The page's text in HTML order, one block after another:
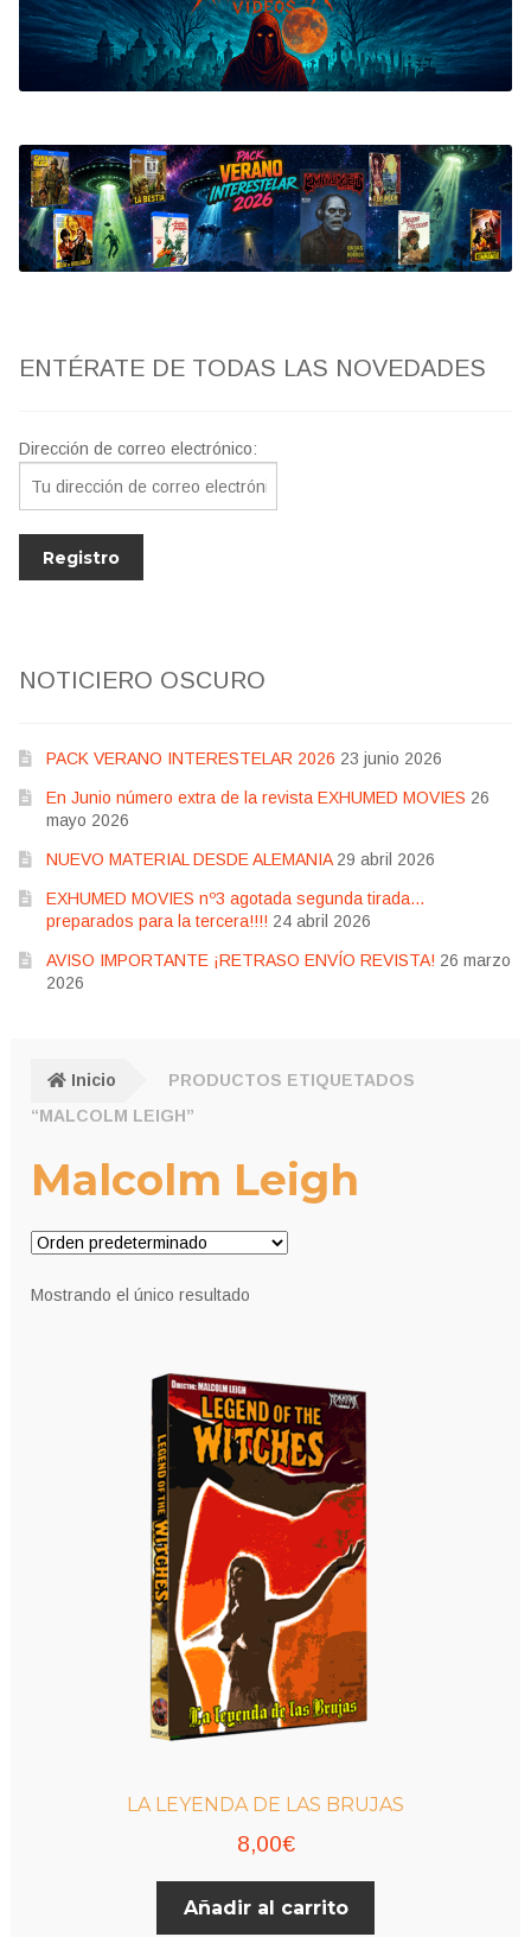
Bluray
Clasificada S
artwork
fantaterror
Jesús Franco
ENTÉRATE DE TODAS LAS NOVEDADES
Dirección de correo electrónico:
NOTICIERO OSCURO
PACK VERANO INTERESTELAR 2026 23 junio 2026
En Junio número extra de la revista EXHUMED MOVIES 26
mayo 2026
NUEVO MATERIAL DESDE ALEMANIA 29 abril 2026
EXHUMED MOVIES nº3 agotada segunda tirada…
preparados para la tercera!!!! 24 abril 2026
AVISO IMPORTANTE ¡RETRASO ENVÍO REVISTA! 26 marzo
2026
Inicio
PRODUCTOS ETIQUETADOS
“MALCOLM LEIGH”
Malcolm Leigh
Mostrando el único resultado
LA LEYENDA DE LAS BRUJAS
8,00€
Añadir al carrito